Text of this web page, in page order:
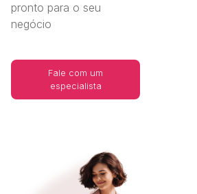
pronto para o seu
negócio
Fale com um
especialista